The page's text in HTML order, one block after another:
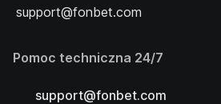
support@fonbet.com
Pomoc techniczna 24/7
support@fonbet.com